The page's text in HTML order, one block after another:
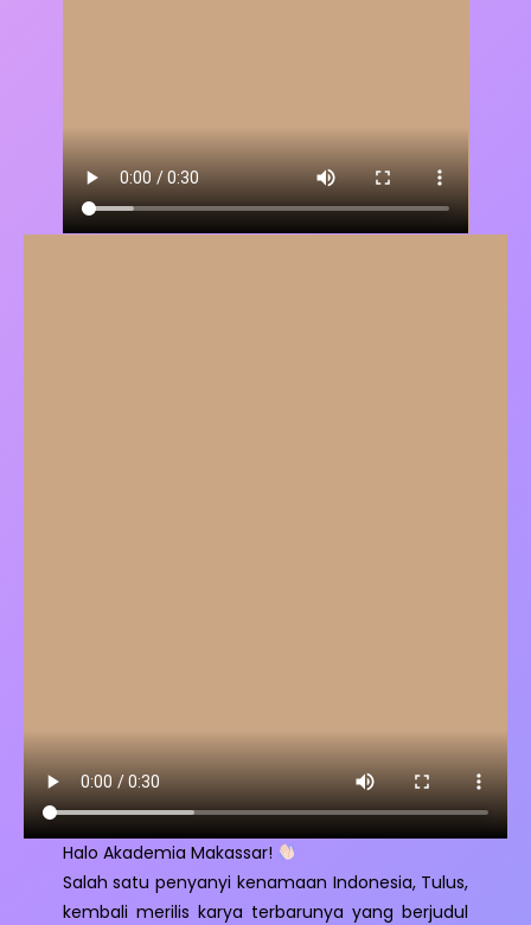
Halo Akademia Makassar!
Salah satu penyanyi kenamaan Indonesia, Tulus,
kembali merilis karya terbarunya yang berjudul